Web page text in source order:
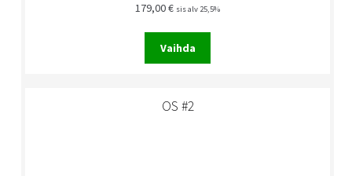
179,00€ sis alv 25,5%
Vaihda
OS #2